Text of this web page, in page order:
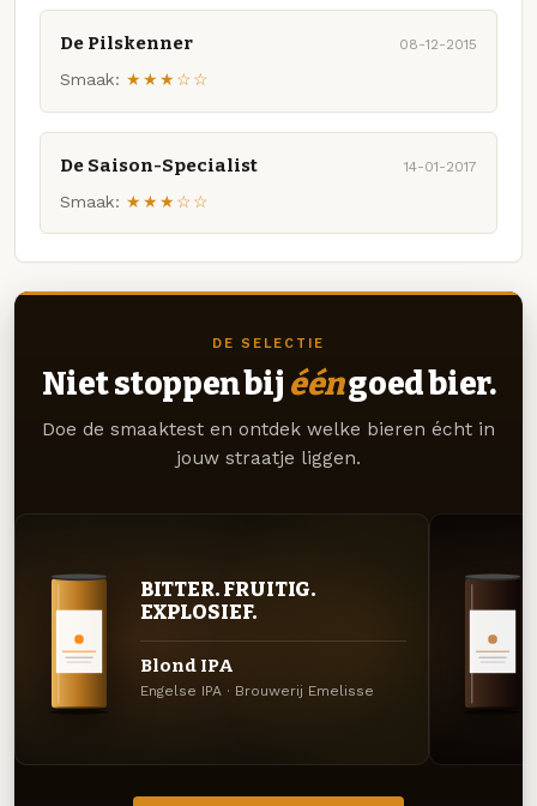
De Pilskenner 08-12-2015
Smaak: ★★★☆☆
De Saison-Specialist 14-01-2017
Smaak: ★★★☆☆
DE SELECTIE
Niet stoppen bij ééngoed bier.
Doe de smaaktest en ontdek welke bieren écht in
jouw straatje liggen.
BITTER. FRUITIG.
EXPLOSIEF.
Blond IPA
Engelse IPA · Brouwerij Emelisse